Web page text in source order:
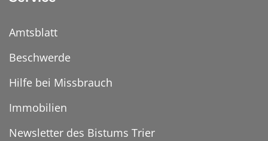
Amtsblatt
Beschwerde
Hilfe bei Missbrauch
Immobilien
Newsletter des Bistums Trier